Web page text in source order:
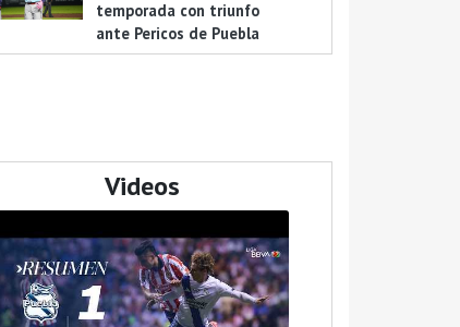
temporada con triunfo
ante Pericos de Puebla
Videos